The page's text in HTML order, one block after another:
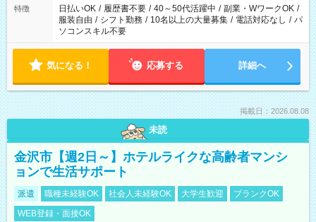
案内が難しい場合があります
特徴 日払いOK / 履歴書不要 / 40～50代活躍中 / 副業・WワークOK /
服装自由 / シフト勤務 / 10名以上の大量募集 / 電話対応なし / パ
ソコンスキル不要
気になる！ 応募する 詳細へ
掲載日：2026.08.08
未読
金沢市【週2日～】ホテルライクな高齢者マンシ
ョンで生活サポート
派遣 職種未経験OK 社会人未経験OK 大学生歓迎
ブランクOK
WEB登録・面接OK